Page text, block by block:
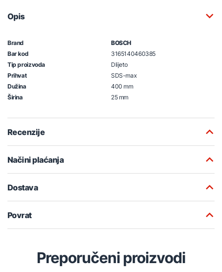
Opis
Brand
BOSCH
Bar kod
3165140460385
Tip proizvoda
Dlijeto
Prihvat
SDS-max
Dužina
400 mm
Širina
25 mm
Recenzije
Načini plaćanja
Dostava
Povrat
Preporučeni proizvodi